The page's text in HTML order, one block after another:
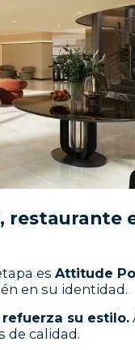
restaurante
es Attitude
en su identidad.
su estilo.
de calidad.